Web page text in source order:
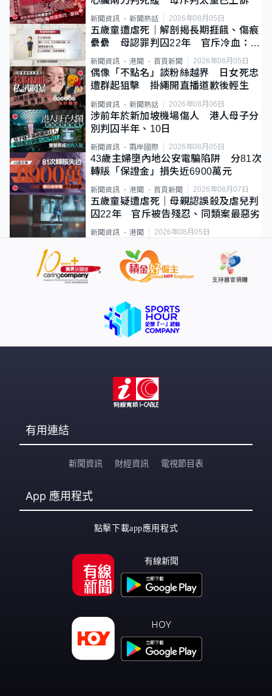
新聞資訊 新聞熱話 2026年08月05日
五歲童遭虐死｜解剖揭長期捱餓、傷痕
纍纍 母認罪判囚22年 官斥冷血：同
類案最惡劣
新聞資訊 港聞 首頁新聞 2026年08月05日
偶像「不點名」談粉絲越界 日女死忠
遭群起狙擊 掛繩開直播道歉後輕生
新聞資訊 新聞熱話 2026年08月06日
涉前年於新加坡機場傷人 港人母子分
別判囚半年、10日
新聞資訊 兩岸國際 2026年08月05日
43歲主婦墮內地公安電騙陷阱 分81次
轉賬「保證金」損失近6900萬元
新聞資訊 港聞 首頁新聞 2026年08月07日
五歲童疑遭虐死｜母親認誤殺及虐兒判
囚22年 官斥被告殘忍、同類案最惡劣
新聞資訊 港聞 2026年08月05日
有用連結
新聞資訊 財經資訊 電視節目表
App 應用程式
點擊下載app應用程式
有線新聞
HOY